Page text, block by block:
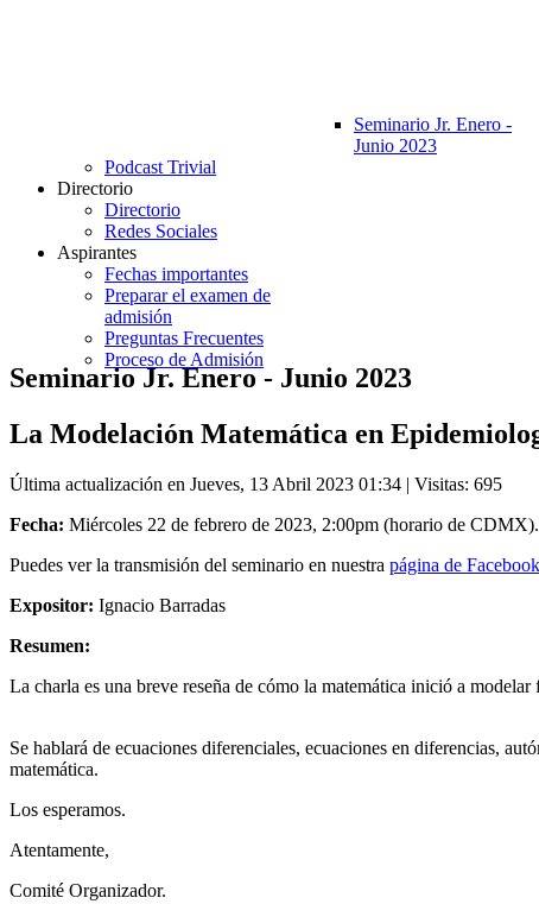
Seminario Jr. Enero -
Junio 2023
Podcast Trivial
Directorio
Directorio
Redes Sociales
Aspirantes
Fechas importantes
Preparar el examen de
admisión
Preguntas Frecuentes
Proceso de Admisión
Seminario Jr. Enero - Junio 2023
La Modelación Matemática en
Última actualización en Jueves, 13 Abril 2023 01:34 | Visitas: 695
Fecha: Miércoles 22 de febrero de 2023, 2:00pm (horario de CDMX).
Puedes ver la transmisión del seminario en nuestra página de
Expositor: Ignacio Barradas
Resumen:
La charla es una breve reseña de cómo la matemática inició a
Se hablará de ecuaciones diferenciales, ecuaciones en diferencias,
matemática.
Los esperamos.
Atentamente,
Comité Organizador.